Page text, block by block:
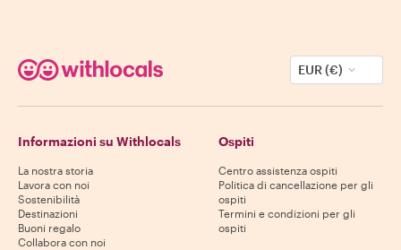
EUR (€)
Informazioni su Withlocals
La nostra storia
Lavora con noi
Sostenibilità
Destinazioni
Buoni regalo
Collabora con noi
Ospiti
Centro assistenza ospiti
Politica di cancellazione per gli
ospiti
Termini e condizioni per gli
ospiti